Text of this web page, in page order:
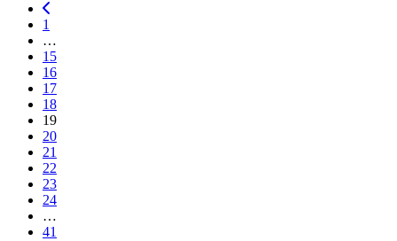
1
…
15
16
17
18
19
20
21
22
23
24
…
41